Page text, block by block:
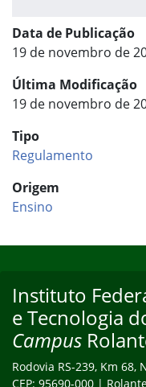
Data de Publicação
19 de novembro de
Última Modificação
19 de novembro de
Tipo
Regulamento
Origem
Ensino
Endereço
Instituto
e Tecnologia
Campus
Rodovia RS-239, Km 68,
CEP: 95690-000 |